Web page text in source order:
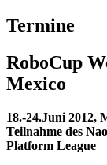
Termine
RoboCup
Mexico
18.-24.Juni 2012,
Teilnahme des
Platform League